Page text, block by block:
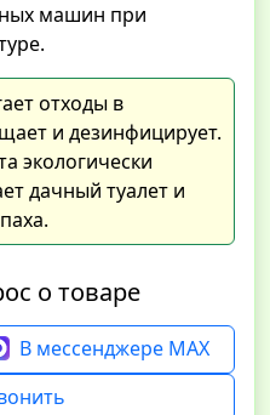
машин при
отходы в
и дезинфицирует.
экологически
дачный туалет и
о товаре
В мессенджере MAX